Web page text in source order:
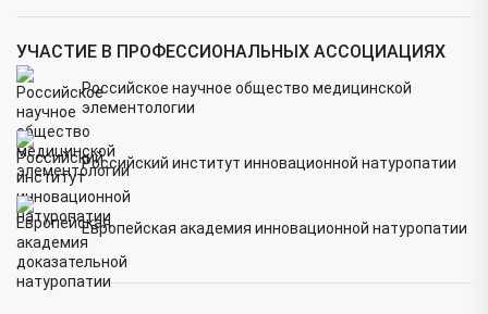
УЧАСТИЕ В ПРОФЕССИОНАЛЬНЫХ АССОЦИАЦИЯХ
Российское научное общество медицинской
элементологии
Российский институт инновационной натуропатии
Европейская академия инновационной натуропатии